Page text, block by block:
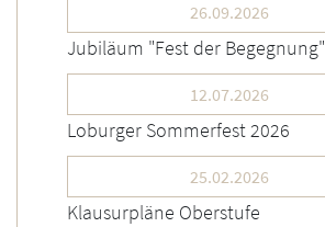
26.09.2026
Jubiläum "Fest der Begegnung"
12.07.2026
Loburger Sommerfest 2026
25.02.2026
Klausurpläne Oberstufe